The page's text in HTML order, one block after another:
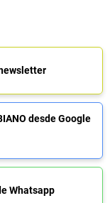
desde Google
Whatsapp